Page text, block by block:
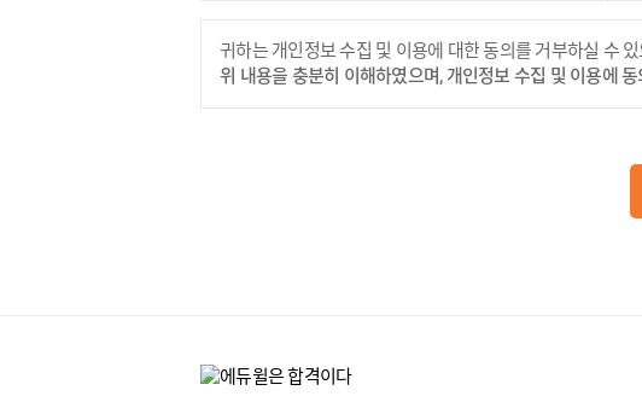
귀하는 개인정보 수집 및 이용에 대한 동의를 거부하실 수
위 내용을 충분히 이해하였으며, 개인정보 수집 및 이용에